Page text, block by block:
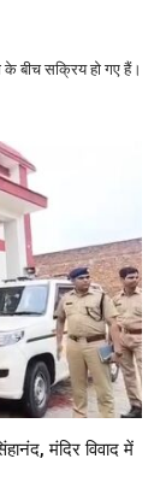
के बीच सक्रिय हो गए हैं।
मंदिर विवाद में